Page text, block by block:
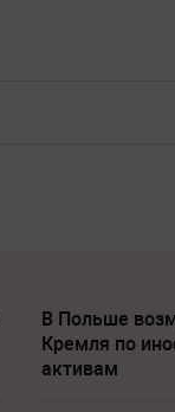
В Польше
Кремля по
активам